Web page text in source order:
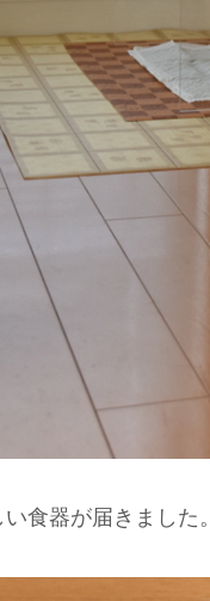
食器が届きました。